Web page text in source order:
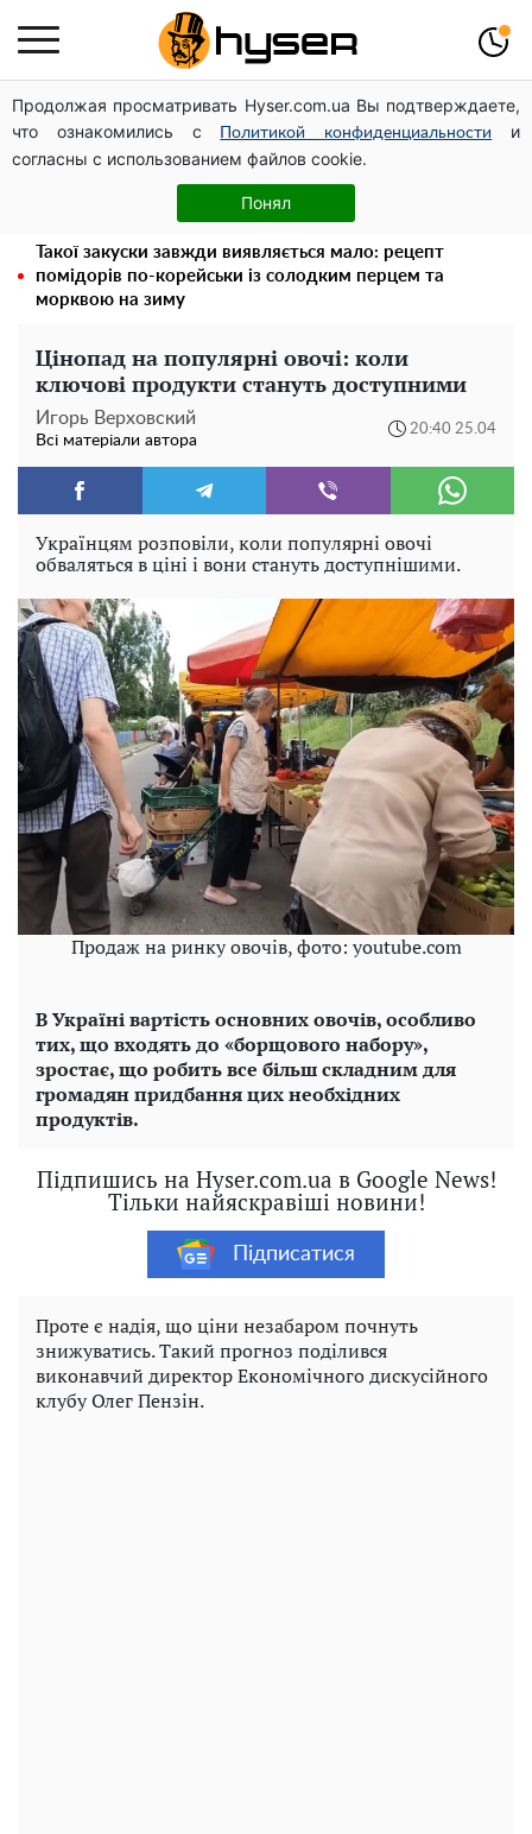
Продолжая просматривать Hyser.com.ua Вы подтверждаете,
что ознакомились с
Политикой конфиденциальности
и
согласны с использованием файлов cookie.
Понял
Дрони із націнкою: Олександр Конотопський вивів
мільйони оборонного бюджету через фіктивну фірму в
Естонії
Гола Олена Тополя у цікавих позах змусила відвисати
щелепи: злив відео – було лише початком
Такої закуски завжди виявляється мало: рецепт
помідорів по-корейськи із солодким перцем та
морквою на зиму
Цінопад на популярні овочі: коли
ключові продукти стануть доступними
Игорь Верховский
Всі матеріали автора
20:40 25.04
Українцям розповіли, коли популярні овочі
обваляться в ціні і вони стануть доступнішими.
Продаж на ринку овочів, фото: youtube.com
В Україні вартість основних овочів, особливо
тих, що входять до «борщового набору»,
зростає, що робить все більш складним для
громадян придбання цих необхідних
продуктів.
Підпишись на Hyser.com.ua в Google News!
Тільки найяскравіші новини!
Підписатися
Проте є надія, що ціни незабаром почнуть
знижуватись. Такий прогноз поділився
виконавчий директор Економічного дискусійного
клубу Олег Пензін.